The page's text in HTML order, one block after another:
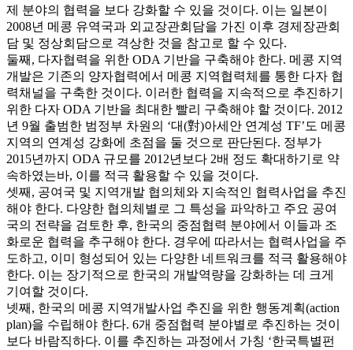
제 분야의 협력을 보다 강화할 수 있을 것이다. 이는 일본이
2008년 메콩 유역국과 외교장관회담을 가진 이후 경제장관회
담 및 정상회담으로 격상한 것을 참고로 할 수 있다.
둘째, 다자협력을 위한 ODA 기반을 구축해야 한다. 메콩 지역
개발은 기존의 양자협력에서 메콩 지역협력체를 통한 다자 협
력채널을 구축한 것이다. 이러한 협력을 지속적으로 추진하기
위한 다자 ODA 기반을 최대한 빨리 구축해야 할 것이다. 2012
년 9월 출범한 범정부 차원의 ‘대(對)아세안 연계성 TF’도 메콩
지역의 연계성 강화에 초점을 둘 것으로 판단된다. 정부가
2015년까지 ODA 규모를 2012년보다 2배 정도 확대하기로 약
속하였는바, 이를 적극 활용할 수 있을 것이다.
셋째, 공여국 및 지역개발 협의체와 지속적인 협력사업을 추진
해야 한다. 다양한 협의체별로 그 특성을 파악하고 주요 공여
국의 전략을 검토한 후, 한국의 중점협력 분야에서 이들과 조
화로운 협력을 추구해야 한다. 경우에 따라서는 협력사업을 주
도하고, 이미 형성되어 있는 다양한 네트워크를 적극 활용해야
한다. 이는 장기적으로 한국의 개발역량을 강화하는 데 크게
기여할 것이다.
넷째, 한국의 메콩 지역개발사업 추진을 위한 행동계획(action
plan)을 수립해야 한다. 6개 중점협력 분야별로 추진하는 것이
보다 바람직하다. 이를 추진하는 과정에서 가칭 ‘한국특별펀